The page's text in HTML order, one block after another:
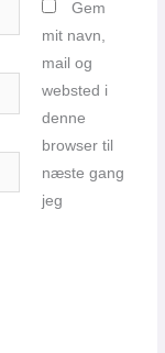
Gem
mit navn,
mail og
websted i
denne
browser til
næste gang
jeg